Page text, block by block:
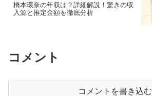
橋本環奈の年収は？詳細解説！驚きの収
入源と推定金額を徹底分析
コメント
コメントを書き込む